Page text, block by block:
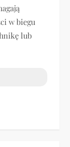
w biegu
lub